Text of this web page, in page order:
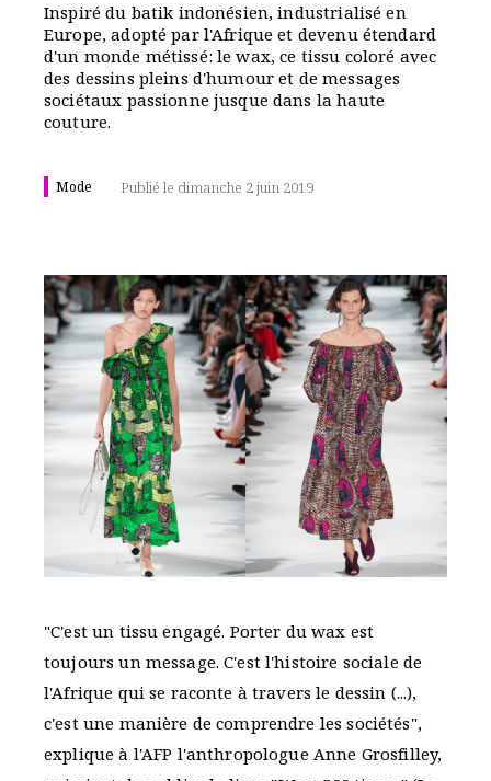
Inspiré du batik indonésien, industrialisé en
Europe, adopté par l'Afrique et devenu étendard
d'un monde métissé: le wax, ce tissu coloré avec
des dessins pleins d'humour et de messages
sociétaux passionne jusque dans la haute
couture.
Mode Publié le dimanche 2 juin 2019
"C'est un tissu engagé. Porter du wax est
toujours un message. C'est l'histoire sociale de
l'Afrique qui se raconte à travers le dessin (...),
c'est une manière de comprendre les sociétés",
explique à l'AFP l'anthropologue Anne Grosfilley,